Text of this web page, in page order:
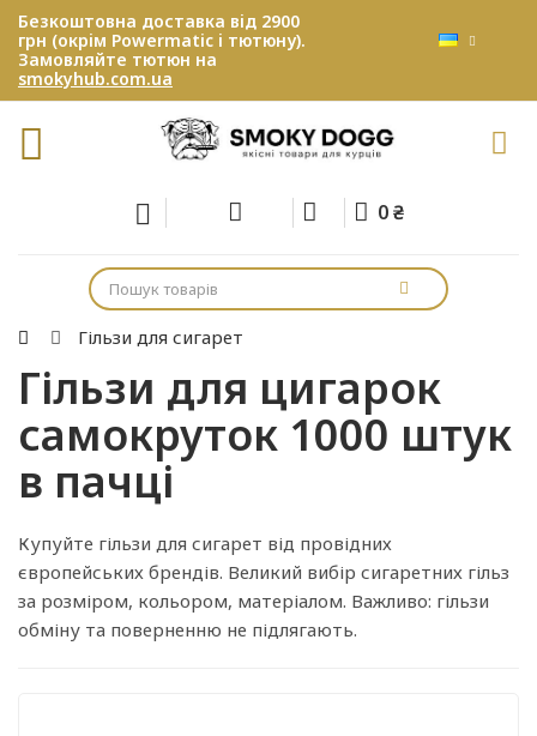
Безкоштовна доставка від 2900
грн (окрім Powermatic і тютюну).
Замовляйте тютюн на
smokyhub.com.ua
0 ₴
Гільзи для сигарет
Гільзи для цигарок
самокруток 1000 штук
в пачці
Купуйте гільзи для сигарет від провідних
європейських брендів. Великий вибір сигаретних гільз
за розміром, кольором, матеріалом. Важливо: гільзи
обміну та поверненню не підлягають.